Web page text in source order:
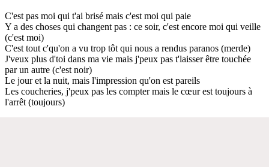
C'est pas moi qui t'ai brisé mais c'est moi qui paie
Y a des choses qui changent pas : ce soir, c'est encore moi qui veille
(c'est moi)
C'est tout c'qu'on a vu trop tôt qui nous a rendus paranos (merde)
J'veux plus d'toi dans ma vie mais j'peux pas t'laisser être touchée
par un autre (c'est noir)
Le jour et la nuit, mais l'impression qu'on est pareils
Les coucheries, j'peux pas les compter mais le cœur est toujours à
l'arrêt (toujours)